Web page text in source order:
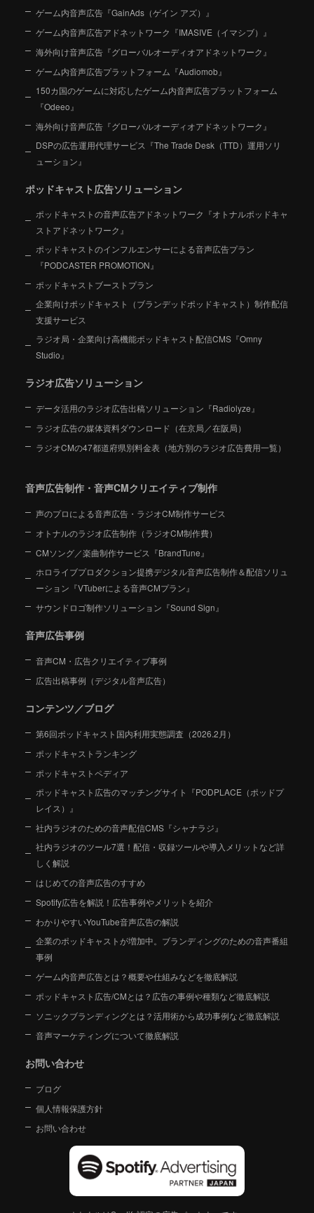
ゲーム内音声広告『GainAds（ゲイン アズ）』
ゲーム内音声広告アドネットワーク『IMASIVE（イマシブ）』
海外向け音声広告『グローバルオーディオアドネットワーク』
ゲーム内音声広告プラットフォーム『Audiomob』
150カ国のゲームに対応したゲーム内音声広告プラットフォーム
『Odeeo』
海外向け音声広告『グローバルオーディオアドネットワーク』
DSPの広告運用代理サービス『The Trade Desk（TTD）運用ソリ
ューション』
ポッドキャスト広告ソリューション
ポッドキャストの音声広告アドネットワーク『オトナルポッドキャ
ストアドネットワーク』
ポッドキャストのインフルエンサーによる音声広告プラン
『PODCASTER PROMOTION』
ポッドキャストブーストプラン
企業向けポッドキャスト（ブランデッドポッドキャスト）制作配信
支援サービス
ラジオ局・企業向け高機能ポッドキャスト配信CMS『Omny
Studio』
ラジオ広告ソリューション
データ活用のラジオ広告出稿ソリューション『Radiolyze』
ラジオ広告の媒体資料ダウンロード（在京局／在阪局）
ラジオCMの47都道府県別料金表（地方別のラジオ広告費用一覧）
音声広告制作・音声CMクリエイティブ制作
声のプロによる音声広告・ラジオCM制作サービス
オトナルのラジオ広告制作（ラジオCM制作費）
CMソング／楽曲制作サービス『BrandTune』
ホロライブプロダクション提携デジタル音声広告制作＆配信ソリュ
ーション 『VTuberによる音声CMプラン』
サウンドロゴ制作ソリューション『Sound Sign』
音声広告事例
音声CM・広告クリエイティブ事例
広告出稿事例（デジタル音声広告）
コンテンツ／ブログ
第6回ポッドキャスト国内利用実態調査（2026.2月）
ポッドキャストランキング
ポッドキャストペディア
ポッドキャスト広告のマッチングサイト『PODPLACE（ポッドプ
レイス）』
社内ラジオのための音声配信CMS『シャナラジ』
社内ラジオのツール7選！配信・収録ツールや導入メリットなど詳
しく解説
はじめての音声広告のすすめ
Spotify広告を解説！広告事例やメリットを紹介
わかりやすいYouTube音声広告の解説
企業のポッドキャストが増加中。ブランディングのための音声番組
事例
ゲーム内音声広告とは？概要や仕組みなどを徹底解説
ポッドキャスト広告/CMとは？広告の事例や種類など徹底解説
ソニックブランディングとは？活用術から成功事例など徹底解説
音声マーケティングについて徹底解説
お問い合わせ
ブログ
個人情報保護方針
お問い合わせ